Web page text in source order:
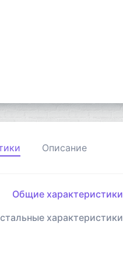
Описание
Общие характеристики
характеристики